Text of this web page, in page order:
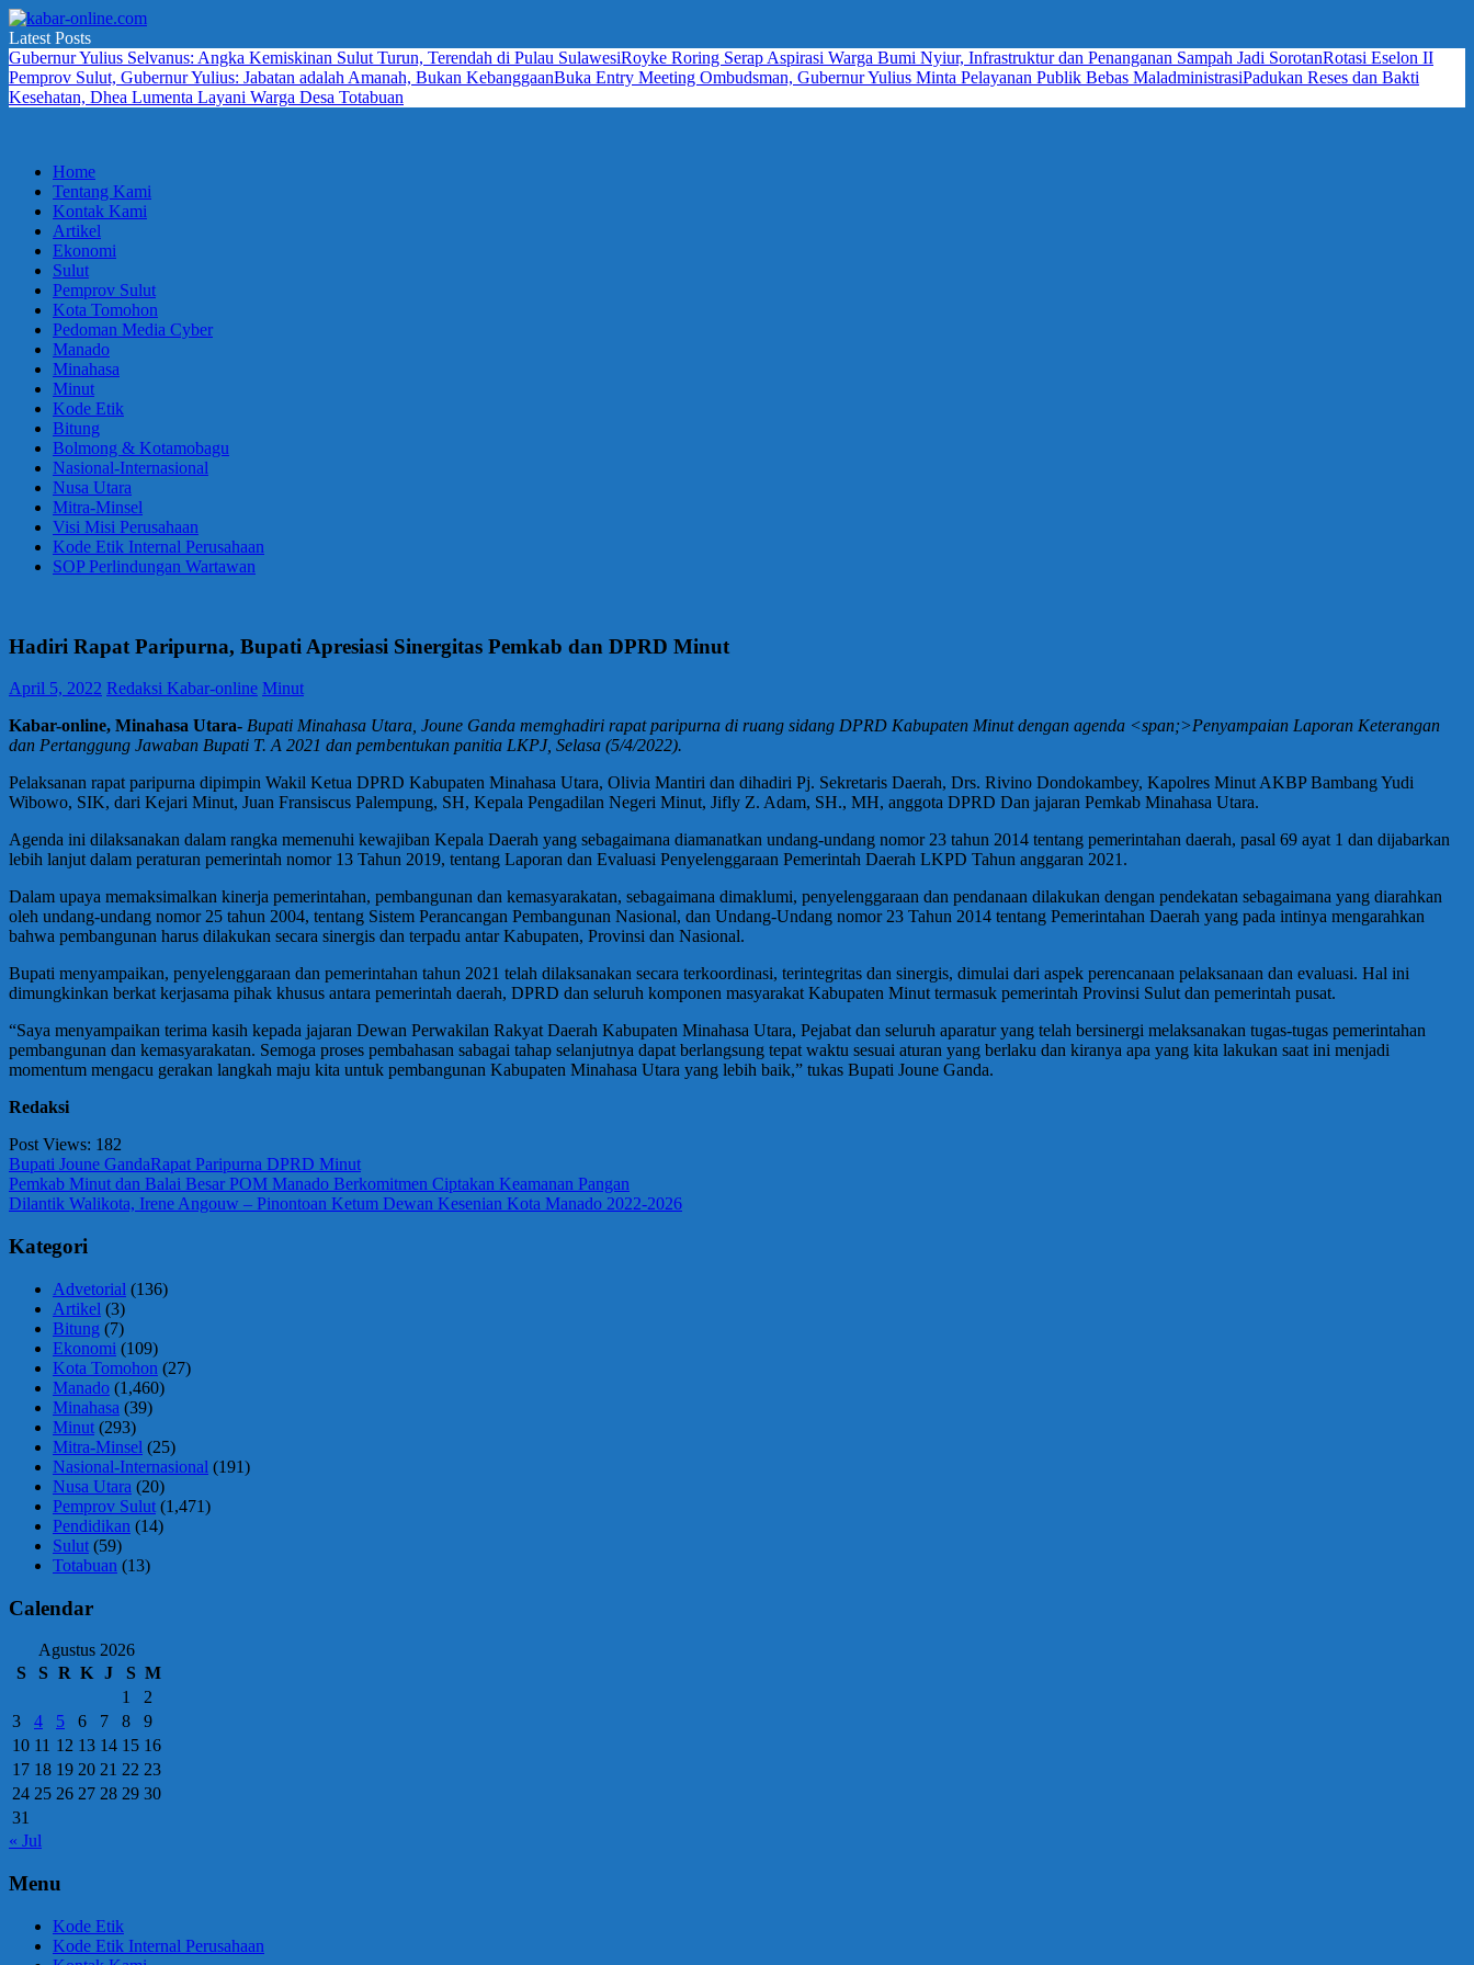
Skip
to
content
kabar-
online.com
terpercaya
dalam
mengabarkan
Latest Posts
Gubernur Yulius Selvanus: Angka Kemiskinan Sulut Turun, Terendah di Pulau SulawesiRoyke Roring Serap Aspirasi Warga Bumi Nyiur, Infrastruktur dan Penanganan Sampah Jadi SorotanRotasi Eselon II
Pemprov Sulut, Gubernur Yulius: Jabatan adalah Amanah, Bukan KebanggaanBuka Entry Meeting Ombudsman, Gubernur Yulius Minta Pelayanan Publik Bebas MaladministrasiPadukan Reses dan Bakti
Kesehatan, Dhea Lumenta Layani Warga Desa Totabuan
Home
Tentang Kami
Kontak Kami
Artikel
Ekonomi
Sulut
Pemprov Sulut
Kota Tomohon
Pedoman Media Cyber
Manado
Minahasa
Minut
Kode Etik
Bitung
Bolmong & Kotamobagu
Nasional-Internasional
Nusa Utara
Mitra-Minsel
Visi Misi Perusahaan
Kode Etik Internal Perusahaan
SOP Perlindungan Wartawan
Hadiri Rapat Paripurna, Bupati Apresiasi Sinergitas Pemkab dan DPRD Minut
April 5, 2022 Redaksi Kabar-online Minut
Kabar-online, Minahasa Utara- Bupati Minahasa Utara, Joune Ganda memghadiri rapat paripurna di ruang sidang DPRD Kabupaten Minut dengan agenda <span;>Penyampaian Laporan Keterangan
dan Pertanggung Jawaban Bupati T. A 2021 dan pembentukan panitia LKPJ, Selasa (5/4/2022).
Pelaksanan rapat paripurna dipimpin Wakil Ketua DPRD Kabupaten Minahasa Utara, Olivia Mantiri dan dihadiri Pj. Sekretaris Daerah, Drs. Rivino Dondokambey, Kapolres Minut AKBP Bambang Yudi
Wibowo, SIK, dari Kejari Minut, Juan Fransiscus Palempung, SH, Kepala Pengadilan Negeri Minut, Jifly Z. Adam, SH., MH, anggota DPRD Dan jajaran Pemkab Minahasa Utara.
Agenda ini dilaksanakan dalam rangka memenuhi kewajiban Kepala Daerah yang sebagaimana diamanatkan undang-undang nomor 23 tahun 2014 tentang pemerintahan daerah, pasal 69 ayat 1 dan dijabarkan
lebih lanjut dalam peraturan pemerintah nomor 13 Tahun 2019, tentang Laporan dan Evaluasi Penyelenggaraan Pemerintah Daerah LKPD Tahun anggaran 2021.
Dalam upaya memaksimalkan kinerja pemerintahan, pembangunan dan kemasyarakatan, sebagaimana dimaklumi, penyelenggaraan dan pendanaan dilakukan dengan pendekatan sebagaimana yang diarahkan
oleh undang-undang nomor 25 tahun 2004, tentang Sistem Perancangan Pembangunan Nasional, dan Undang-Undang nomor 23 Tahun 2014 tentang Pemerintahan Daerah yang pada intinya mengarahkan
bahwa pembangunan harus dilakukan secara sinergis dan terpadu antar Kabupaten, Provinsi dan Nasional.
Bupati menyampaikan, penyelenggaraan dan pemerintahan tahun 2021 telah dilaksanakan secara terkoordinasi, terintegritas dan sinergis, dimulai dari aspek perencanaan pelaksanaan dan evaluasi. Hal ini
dimungkinkan berkat kerjasama pihak khusus antara pemerintah daerah, DPRD dan seluruh komponen masyarakat Kabupaten Minut termasuk pemerintah Provinsi Sulut dan pemerintah pusat.
“Saya menyampaikan terima kasih kepada jajaran Dewan Perwakilan Rakyat Daerah Kabupaten Minahasa Utara, Pejabat dan seluruh aparatur yang telah bersinergi melaksanakan tugas-tugas pemerintahan
pembangunan dan kemasyarakatan. Semoga proses pembahasan sabagai tahap selanjutnya dapat berlangsung tepat waktu sesuai aturan yang berlaku dan kiranya apa yang kita lakukan saat ini menjadi
momentum mengacu gerakan langkah maju kita untuk pembangunan Kabupaten Minahasa Utara yang lebih baik,” tukas Bupati Joune Ganda.
Redaksi
Post Views: 182
Bupati Joune GandaRapat Paripurna DPRD Minut
Navigasi
pos
Previous
Post:
Pemkab Minut dan Balai Besar POM Manado Berkomitmen Ciptakan Keamanan Pangan
Next
Dilantik Walikota, Irene Angouw – Pinontoan Ketum Dewan Kesenian Kota Manado 2022-2026
Kategori
Advetorial (136)
Artikel (3)
Bitung (7)
Ekonomi (109)
Kota Tomohon (27)
Manado (1,460)
Minahasa (39)
Minut (293)
Mitra-Minsel (25)
Nasional-Internasional (191)
Nusa Utara (20)
Pemprov Sulut (1,471)
Pendidikan (14)
Sulut (59)
Totabuan (13)
Calendar
Agustus 2026
S
S R K J S M
1
2
3
4 5 6 7 8
9
10 11 12 13 14 15 16
17 18 19 20 21 22 23
24 25 26 27 28 29 30
31
« Jul
Menu
Kode Etik
Kode Etik Internal Perusahaan